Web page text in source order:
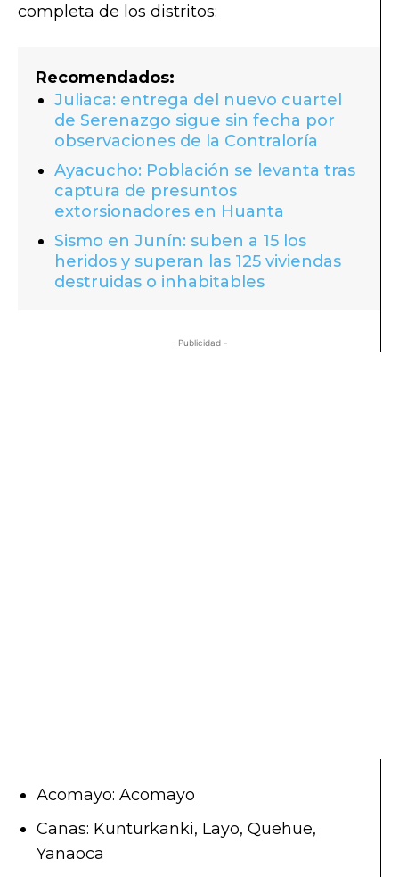
completa de los distritos:
Recomendados:
Juliaca: entrega del nuevo cuartel
de Serenazgo sigue sin fecha por
observaciones de la Contraloría
Ayacucho: Población se levanta tras
captura de presuntos
extorsionadores en Huanta
Sismo en Junín: suben a 15 los
heridos y superan las 125 viviendas
destruidas o inhabitables
- Publicidad -
Acomayo: Acomayo
Canas: Kunturkanki, Layo, Quehue,
Yanaoca